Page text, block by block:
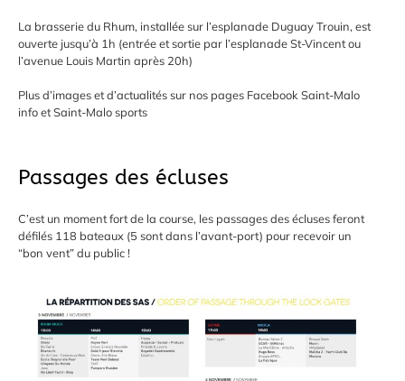
La brasserie du Rhum, installée sur l’esplanade Duguay Trouin, est
ouverte jusqu’à 1h (entrée et sortie par l’esplanade St-Vincent ou
l’avenue Louis Martin après 20h)
Plus d’images et d’actualités sur nos pages Facebook Saint-Malo
info et Saint-Malo sports
Passages des écluses
C’est un moment fort de la course, les passages des écluses feront
défilés 118 bateaux (5 sont dans l’avant-port) pour recevoir un
“bon vent” du public !